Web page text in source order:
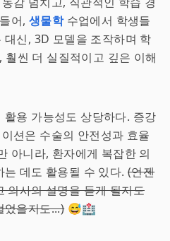
어,생물학수업에서 학생들
신, 3D 모델을 조작하며 학
씬 더 실질적이고 깊은 이해
활용 가능성도 상당하다. 증강
션은 수술의 안전성과 효율
아니라, 환자에게 복잡한 의
데도 활용될 수 있다. (언젠
의사의 설명을 듣게 될지도
었을지도...)😅🏥